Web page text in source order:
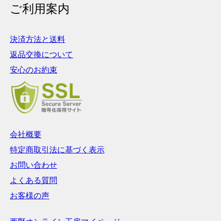
ご利用案内
決済方法と送料
返品交換について
安心のお約束
会社概要
特定商取引法に基づく表示
お問い合わせ
よくある質問
お客様の声